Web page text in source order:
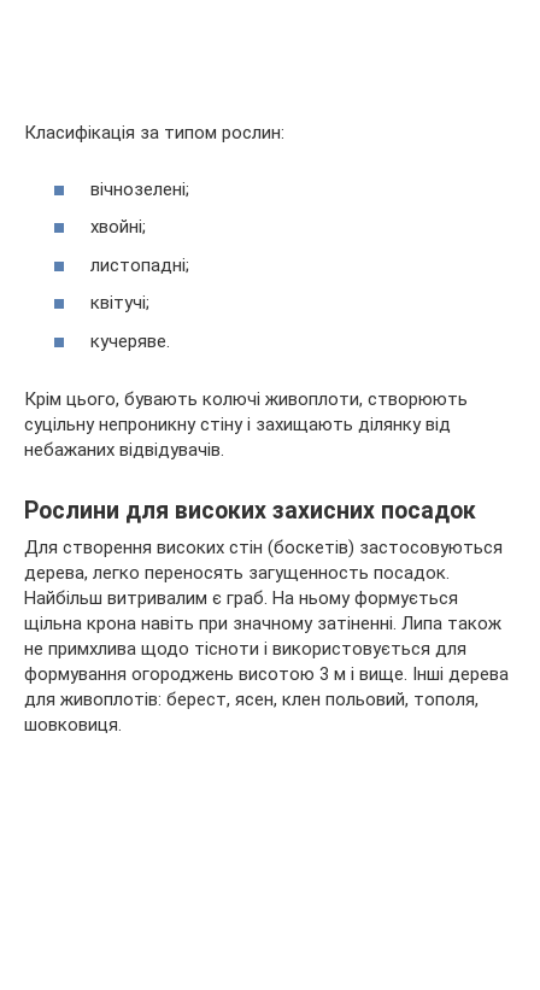
Класифікація за типом рослин:
вічнозелені;
хвойні;
листопадні;
квітучі;
кучеряве.
Крім цього, бувають колючі живоплоти, створюють
суцільну непроникну стіну і захищають ділянку від
небажаних відвідувачів.
Рослини для високих захисних посадок
Для створення високих стін (боскетів) застосовуються
дерева, легко переносять загущенность посадок.
Найбільш витривалим є граб. На ньому формується
щільна крона навіть при значному затіненні. Липа також
не примхлива щодо тісноти і використовується для
формування огороджень висотою 3 м і вище. Інші дерева
для живоплотів: берест, ясен, клен польовий, тополя,
шовковиця.